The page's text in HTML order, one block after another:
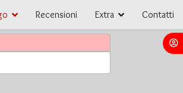
Recensioni Extra Contatti